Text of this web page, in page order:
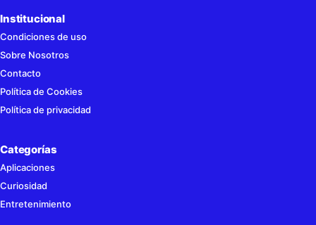
Institucional
Condiciones de uso
Sobre Nosotros
Contacto
Política de Cookies
Política de privacidad
Categorías
Aplicaciones
Curiosidad
Entretenimiento